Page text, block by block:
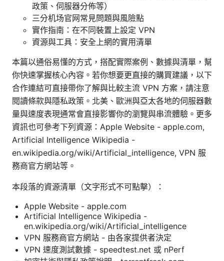
政策、伺服器分佈等）
三分机场官网常見問題與風險點
實作指南：在不同裝置上設定 VPN
資源與工具：安全上網的實用清單
本篇以通俗易懂的方式，搭配實際案例、數據與清單，幫
你快速掌握核心內容。若你想要更直接的購買建議，以下
合作連結可直接帶你了解與比較主流 VPN 方案，請注意
閱讀條款與隱私政策。北美、歐洲與亞太各地的伺服器數
量與速度表現通常會直接影響你的瀏覽與串流體驗。更多
資訊也可參考下列資源：Apple Website - apple.com,
Artificial Intelligence Wikipedia -
en.wikipedia.org/wiki/Artificial_intelligence, VPN 服
務商官方網站等。
本段落的資源清單（文字形式不可點擊）：
Apple Website - apple.com
Artificial Intelligence Wikipedia -
en.wikipedia.org/wiki/Artificial_intelligence
VPN 服務商官方網站 - 由各家提供者決定
VPN 速度測試數據 - speedtest.net 或 nPerf